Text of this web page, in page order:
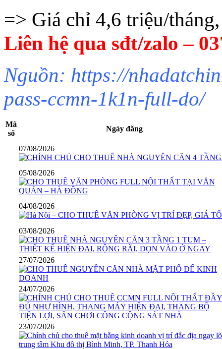
=> Giá chỉ 4,6 triệu/
Liên hệ qua sđt/zalo –
Nguồn: https://
pass-ccmn-1k1n-full-do/
Mã
số
Ngày đăng
07/08/2026
05/08/2026
04/08/2026
03/08/2026
27/07/2026
24/07/2026
23/07/2026